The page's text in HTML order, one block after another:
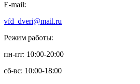
E-mail:
vfd_dveri@mail.ru
Режим работы:
пн-пт: 10:00-20:00
сб-вс: 10:00-18:00